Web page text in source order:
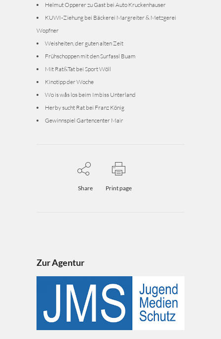
Helmut Opperer zu Gast bei Auto Kruckenhauser
KUWI-Ziehung bei Bäckerei Margreiter & Metzgerei
Wopfner
Weisheiten, der guten alten Zeit
Frühschoppen mit den Surfassl Buam
Mit Rat&Tat bei Sport Wöll
Kinotipp der Woche
Wo is wås los beim Imbiss Unterland
Herby sucht Rat bei Franz König
Gewinnspiel Gartencenter Mair
Share Print page
Zur Agentur